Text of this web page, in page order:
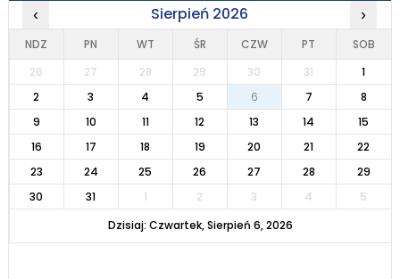
‹ Sierpień 2026 ›
NDZ PN WT ŚR CZW PT
SOB
26
27 28 29 30 31
1
2
3 4 5 6 7
8
9
10 11 12 13 14
15
16
17 18 19 20 21
22
23
24 25 26 27 28
29
30
31 1 2 3 4
5
Dzisiaj: Czwartek, Sierpień 6, 2026